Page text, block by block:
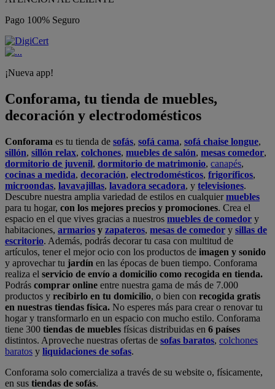
Pago 100% Seguro
¡Nueva app!
Conforama, tu tienda de muebles,
decoración y electrodomésticos
Conforama es tu tienda de sofás, sofá cama, sofá chaise longue,
sillón, sillón relax, colchones, muebles de salón, mesas comedor,
dormitorio de juvenil, dormitorio de matrimonio, canapés,
cocinas a medida, decoración, electrodomésticos, frigoríficos,
microondas, lavavajillas, lavadora secadora, y televisiones.
Descubre nuestra amplia variedad de estilos en cualquiermuebles
para tu hogar, con los mejores precios y promociones. Crea el
espacio en el que vives gracias a nuestros muebles de comedor y
habitaciones, armarios y zapateros, mesas de comedor y sillas de
escritorio. Además, podrás decorar tu casa con multitud de
artículos, tener el mejor ocio con los productos de imagen y sonido
y aprovechar tu jardín en las épocas de buen tiempo. Conforama
realiza el servicio de envío a domicilio como recogida en tienda.
Podrás comprar online entre nuestra gama de más de 7.000
productos y recibirlo en tu domicilio, o bien con recogida gratis
en nuestras tiendas física. No esperes más para crear o renovar tu
hogar y transformarlo en un espacio con mucho estilo. Conforama
tiene 300 tiendas de muebles físicas distribuidas en 6 países
distintos. Aproveche nuestras ofertas de sofas baratos, colchones
baratos y liquidaciones de sofas.
Conforama solo comercializa a través de su website o, físicamente,
en sus tiendas de sofás.